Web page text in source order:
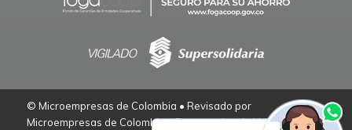
© Microempresas de Colombia • Revisado por
Microempresas de Colombia – Empresarios de Verdad.